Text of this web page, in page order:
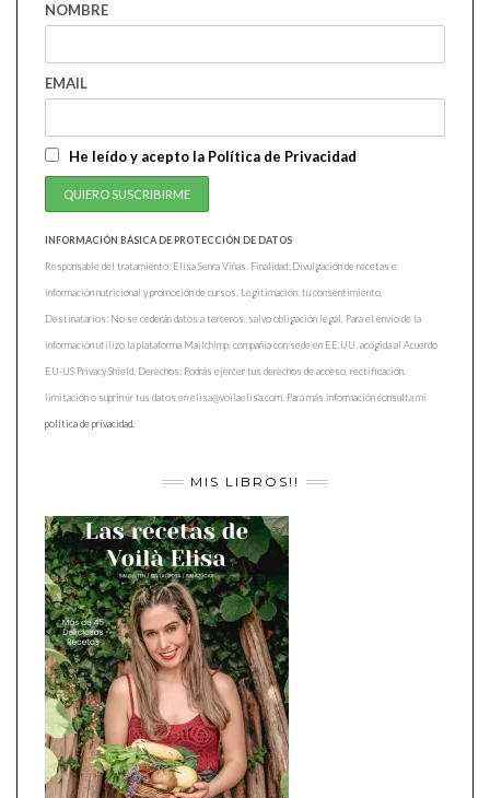
NOMBRE
EMAIL
He leído y acepto la Política de Privacidad
INFORMACIÓN BÁSICA DE PROTECCIÓN DE DATOS
Responsable del tratamiento: Elisa Senra Viñas. Finalidad: Divulgación de recetas e
información nutricional y promoción de cursos. Legitimación: tu consentimiento.
Destinatarios: No se cederán datos a terceros, salvo obligación legal. Para el envío de la
información utilizo la plataforma Mailchimp, compañía con sede en EE.UU. acogida al Acuerdo
EU-US Privacy Shield. Derechos: Podrás ejercer tus derechos de acceso, rectificación,
limitación o suprimir tus datos en elisa@voilaelisa.com. Para más información consulta mi
política de privacidad.
MIS LIBROS!!